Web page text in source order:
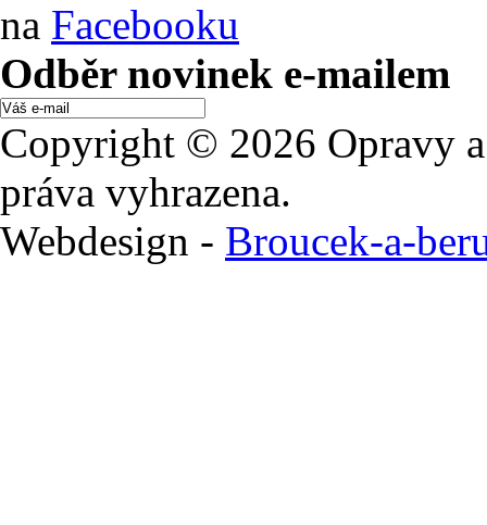
na Facebooku
Odběr novinek e-mailem
Copyright © 2026 Opravy
práva vyhrazena.
Webdesign - Broucek-a-